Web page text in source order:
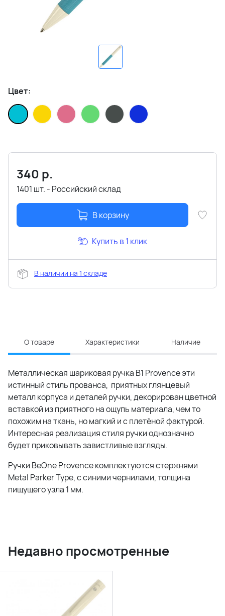
Цвет:
340 р.
1401 шт. - Российский склад
В корзину
Купить в 1 клик
В наличии на 1 складе
О товаре Характеристики Наличие
Металлическая шариковая ручка B1 Provence эти
истинный стиль прованса, приятных глянцевый
металл корпуса и деталей ручки, декорирован цветной
вставкой из приятного на ощупь материала, чем то
похожим на ткань, но магкий и с плетёной фактурой.
Интересная реализация стиля ручки однозначно
будет приковывать завистливые взгляды.
Ручки BeOne Provence комплектуются стержнями
Metal Parker Type, с синими чернилами, толщина
пищущего узла 1 мм.
Недавно просмотренные